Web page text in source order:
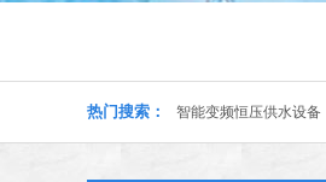
热门搜索： 智能变频恒压供水设备